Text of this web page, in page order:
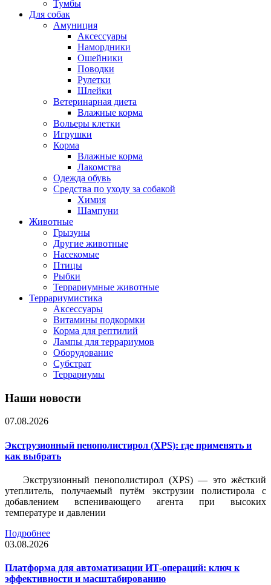
Тумбы
Для собак
Амуниция
Аксессуары
Намордники
Ошейники
Поводки
Рулетки
Шлейки
Ветеринарная диета
Влажные корма
Вольеры клетки
Игрушки
Корма
Влажные корма
Лакомства
Одежда обувь
Средства по уходу за собакой
Химия
Шампуни
Животные
Грызуны
Другие животные
Насекомые
Птицы
Рыбки
Террариумные животные
Террариумистика
Аксессуары
Витамины подкормки
Корма для рептилий
Лампы для террариумов
Оборудование
Субстрат
Террариумы
Наши новости
07.08.2026
Экструзионный пенополистирол (XPS): где применять и
как выбрать
Экструзионный пенополистирол (XPS) — это жёсткий
утеплитель, получаемый путём экструзии полистирола с
добавлением вспенивающего агента при высоких
температуре и давлении
Подробнее
03.08.2026
Платформа для автоматизации ИТ-операций: ключ к
эффективности и масштабированию